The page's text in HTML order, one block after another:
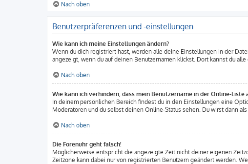
Nach oben
Benutzerpräferenzen und -einstellungen
Wie kann ich meine Einstellungen ändern?
Wenn du dich registriert hast, werden alle deine Einstellungen in der
angezeigt, wenn du auf deinen Benutzernamen klickst. Dort kannst du
Nach oben
Wie kann ich verhindern, dass mein Benutzername in der Online-Liste
In deinem persönlichen Bereich findest du in den Einstellungen eine
Moderatoren und du selbst deinen Online-Status sehen. Du wirst dann
Nach oben
Die Forenuhr geht falsch!
Möglicherweise entspricht die angezeigte Zeit nicht deiner eigenen
Zeitzone kann dabei nur von registrierten Benutzern geändert werden.